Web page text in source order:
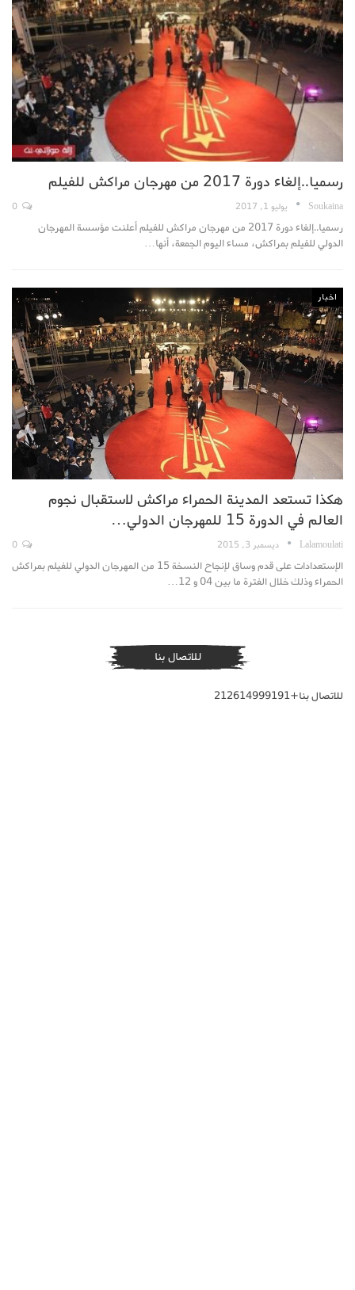
رسميا..إلغاء دورة 2017 من مهرجان مراكش للفيلم
Soukaina يوليو 1, 2017
رسميا..إلغاء دورة 2017 من مهرجان مراكش للفيلم أعلنت مؤسسة المهرجان
الدولي للفيلم بمراكش، مساء اليوم الجمعة، أنها…
اخبار
هكذا تستعد المدينة الحمراء مراكش لاستقبال نجوم
العالم في الدورة 15 للمهرجان الدولي…
Lalamoulati ديسمبر 3, 2015
الإستعدادات على قدم وساق لإنجاح النسخة 15 من المهرجان الدولي للفيلم بمراكش
الحمراء وذلك خلال الفترة ما بين 04 و 12…
للاتصال بنا
للاتصال بنا+212614999191